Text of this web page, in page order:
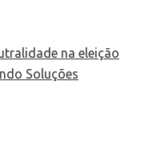
Soluções